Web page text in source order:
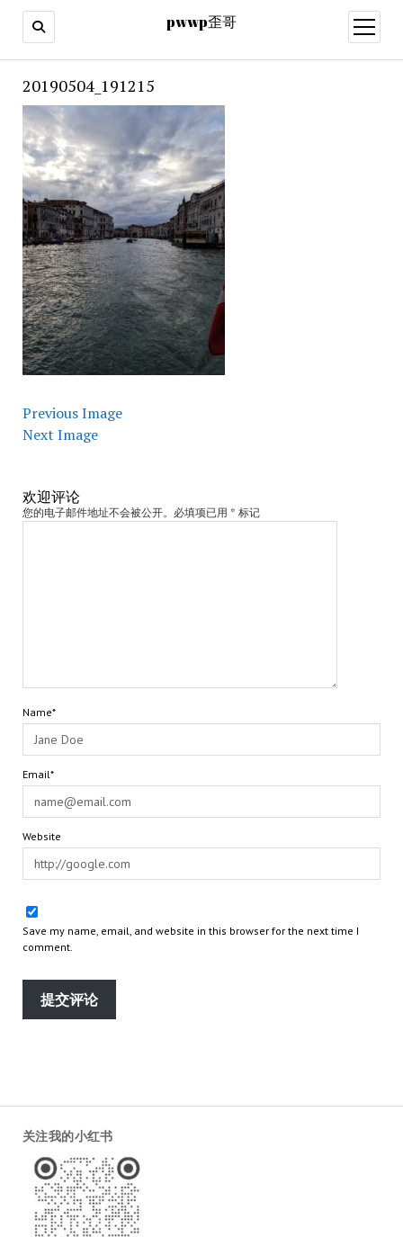
pwwp歪哥
open
menu
20190504_191215
Previous Image
Next Image
欢迎评论
您的电子邮件地址不会被公开。必填项已用 * 标记
Name*
Email*
Website
Save my name, email, and website in this browser for the next time I
comment.
关注我的小红书